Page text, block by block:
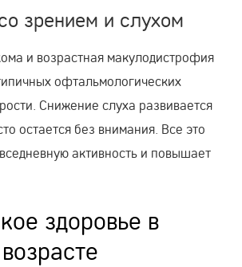
зрением и слухом
и возрастная макулодистрофия
офтальмологических
Снижение слуха развивается
остается без внимания. Все это
активность и повышает
здоровье в